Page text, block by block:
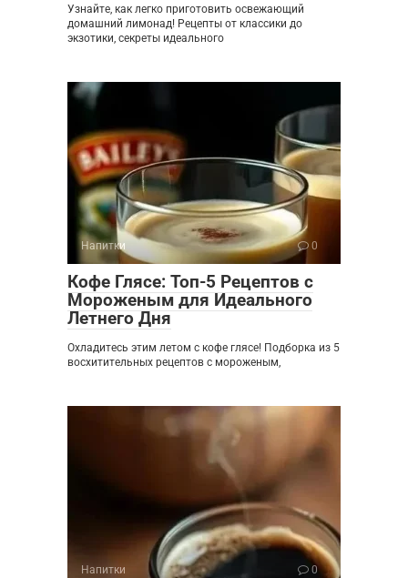
Узнайте, как легко приготовить освежающий
домашний лимонад! Рецепты от классики до
экзотики, секреты идеального
Напитки 0
Кофе Глясе: Топ-5 Рецептов с
Мороженым для Идеального
Летнего Дня
Охладитесь этим летом с кофе глясе! Подборка из 5
восхитительных рецептов с мороженым,
Напитки 0